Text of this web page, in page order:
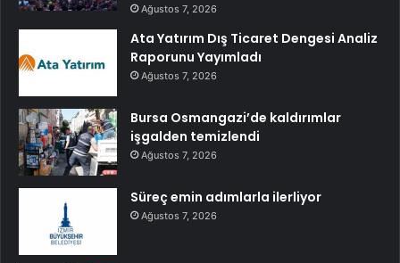
Ağustos 7, 2026
Ata Yatırım Dış Ticaret Dengesi Analiz
Raporunu Yayımladı
Ağustos 7, 2026
Bursa Osmangazi’de kaldırımlar
işgalden temizlendi
Ağustos 7, 2026
Süreç emin adımlarla ilerliyor
Ağustos 7, 2026